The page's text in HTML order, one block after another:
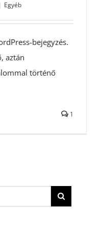
Egyéb
bejegyzés.
aztán
történő
1